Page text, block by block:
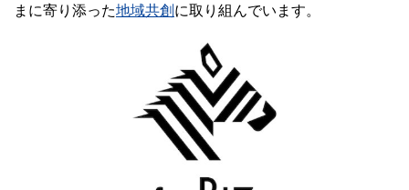
まに寄り添った地域共創に取り組んでいます。